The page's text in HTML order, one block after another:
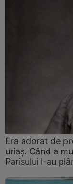
Era adorat de
uriaș. Când a
Parisului l-au